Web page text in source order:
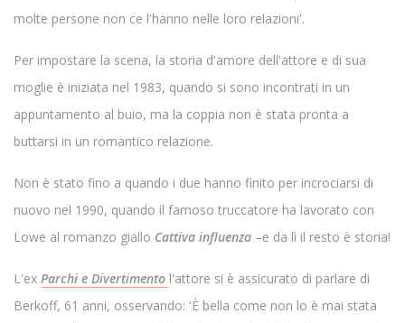
molte persone non ce l'hanno nelle loro relazioni'.
Per impostare la scena, la storia d'amore dell'attore e di sua
moglie è iniziata nel 1983, quando si sono incontrati in un
appuntamento al buio, ma la coppia non è stata pronta a
buttarsi in un romantico relazione.
Non è stato fino a quando i due hanno finito per incrociarsi di
nuovo nel 1990, quando il famoso truccatore ha lavorato con
Lowe al romanzo giallo Cattiva influenza –e da lì il resto è storia!
L'ex Parchi e Divertimento l'attore si è assicurato di parlare di
Berkoff, 61 anni, osservando: 'È bella come non lo è mai stata